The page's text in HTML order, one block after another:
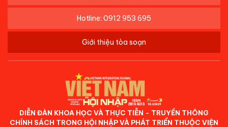
Hotline: 0912 953 695
Giới thiệu tòa soạn
DIỄN ĐÀN KHOA HỌC VÀ THỰC TIỄN - TRUYỀN THÔNG
CHÍNH SÁCH TRONG HỘI NHẬP VÀ PHÁT TRIỂN THUỘC VIỆN